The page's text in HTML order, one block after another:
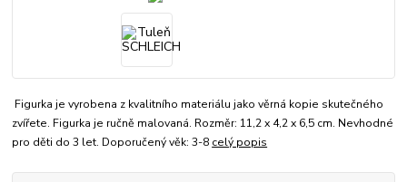
Figurka je vyrobena z kvalitního materiálu jako věrná kopie skutečného
zvířete. Figurka je ručně malovaná. Rozměr: 11,2 x 4,2 x 6,5 cm. Nevhodné
pro děti do 3 let. Doporučený věk: 3-8 celý popis